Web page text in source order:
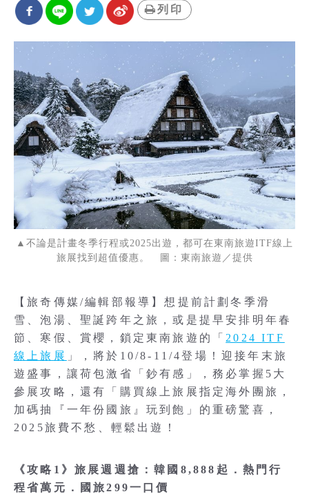
列印
▲不論是計畫冬季行程或2025出遊，都可在東南旅遊ITF線上
旅展找到超值優惠。 圖：東南旅遊／提供
【旅奇傳媒/編輯部報導】想提前計劃冬季滑
雪、泡湯、聖誕跨年之旅，或是提早安排明年春
節、寒假、賞櫻，鎖定東南旅遊的「 2024 ITF
線上旅展 」，將於10/8-11/4登場！迎接年末旅
遊盛事，讓荷包激省「鈔有感」，務必掌握5大
參展攻略，還有「購買線上旅展指定海外團旅，
加碼抽『一年份國旅』玩到飽」的重磅驚喜，
2025旅費不愁、輕鬆出遊！
《攻略1》旅展週週搶：韓國8,888起．熱門行
程省萬元．國旅299一口價